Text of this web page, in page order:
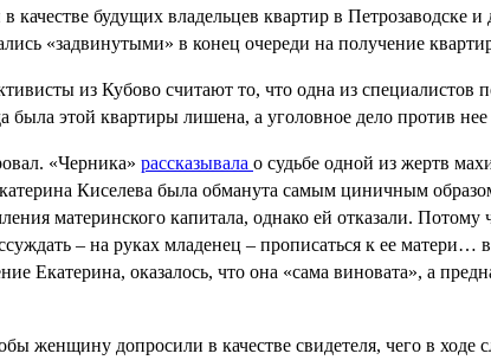
качестве будущих владельцев квартир в
«задвинутыми» в конец очереди на получение
из Кубово считают то, что одна из
была этой квартиры лишена, а уголовное дело против
«Черника» рассказывала о судьбе одной из жертв
Киселева была обманута самым циничным
материнского капитала, однако ей отказали.
– на руках младенец – прописаться к ее
Екатерина, оказалось, что она «сама виновата», а
женщину допросили в качестве свидетеля, чего в